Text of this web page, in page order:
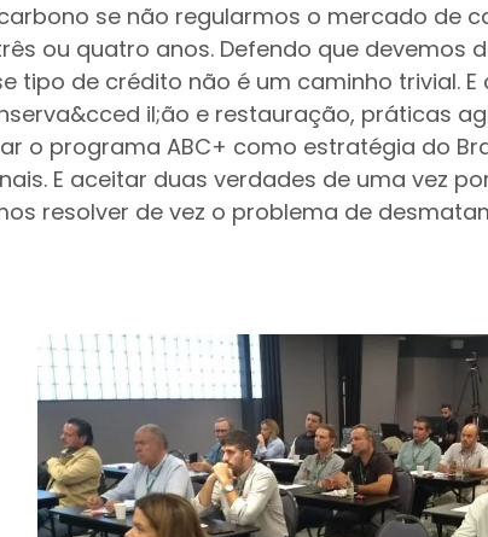
se não regularmos o mercado de
ou quatro anos. Defendo que devemos
tipo de crédito não é um caminho trivial.
il;ão e restauração, práticas
o programa ABC+ como estratégia do
E aceitar duas verdades de uma vez
resolver de vez o problema de